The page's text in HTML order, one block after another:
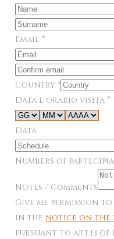
Email *
Country *
Data e orario visita *
Data
Numbers of
Notes / Comments
Give me permission
in the notice on the
pursuant to art.13 of